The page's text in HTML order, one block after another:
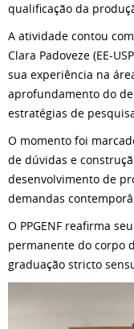
qualificação da
A atividade contou
Clara Padoveze (EE-
sua experiência na
aprofundamento do
estratégias de
O momento foi
de dúvidas e
desenvolvimento de
demandas
O PPGENF reafirma
permanente do corpo
graduação stricto